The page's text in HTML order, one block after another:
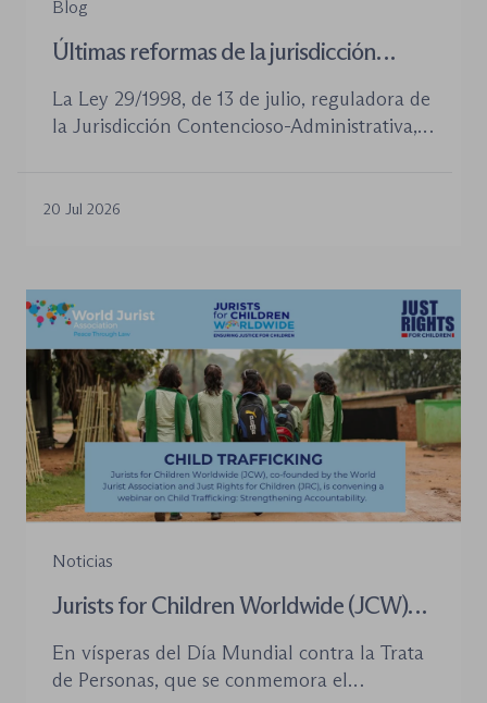
Blog
Últimas reformas de la jurisdicción
La Ley 29/1998, de 13 de julio, reguladora de
la Jurisdicción Contencioso-Administrativa,
aprobadas en los últimos años no han
tramitación de los procedimientos como en
la organización de los órganos […]
20 Jul 2026
Noticias
Jurists for Children Worldwide (JCW)
para combatir la trata de menores y
defender el Estado de Derecho
En vísperas del Día Mundial contra la Trata
de Personas, que se conmemora el